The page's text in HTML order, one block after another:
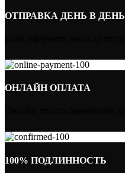
ОТПРАВКА ДЕНЬ В ДЕНЬ
ОНЛАЙН ОПЛАТА
100% ПОДЛИННОСТЬ